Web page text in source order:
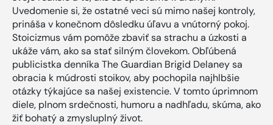
Uvedomenie si, že ostatné veci sú mimo našej kontroly,
prináša v konečnom dôsledku úľavu a vnútorný pokoj.
Stoicizmus vám pomôže zbaviť sa strachu a úzkosti a
ukáže vám, ako sa stať silným človekom. Obľúbená
publicistka denníka The Guardian Brigid Delaney sa
obracia k múdrosti stoikov, aby pochopila najhlbšie
otázky týkajúce sa našej existencie. V tomto úprimnom
diele, plnom srdečnosti, humoru a nadhľadu, skúma, ako
žiť bohatý a zmysluplný život.